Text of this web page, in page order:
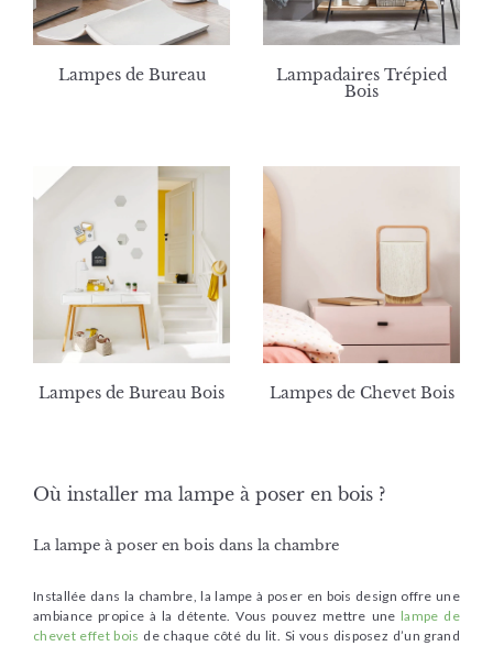
Lampes de Bureau
Lampadaires Trépied
Bois
Lampes de Bureau Bois Lampes de Chevet Bois
Où installer ma lampe à poser en bois ?
La lampe à poser en bois dans la chambre
Installée dans la chambre, la lampe à poser en bois design offre une
ambiance propice à la détente. Vous pouvez mettre une lampe de
chevet effet bois de chaque côté du lit. Si vous disposez d’un grand